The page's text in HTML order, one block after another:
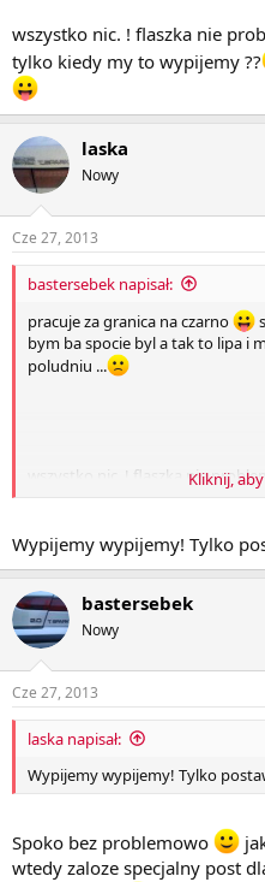
wszystko nic. ! flaszka nie
tylko kiedy my to wypijemy ??
laska
Nowy
Cze 27, 2013
bastersebek napisał:
pracuje za granica na czarno
bym ba spocie byl a tak to lipa i
poludniu ...
wszystko nic. ! flaszka nie
kiedy my to wypijemy ??
jak
Kliknij,
Wypijemy wypijemy! Tylko
bastersebek
Nowy
Cze 27, 2013
laska napisał:
Wypijemy wypijemy! Tylko
Spoko bez problemowo
wtedy zaloze specjalny post